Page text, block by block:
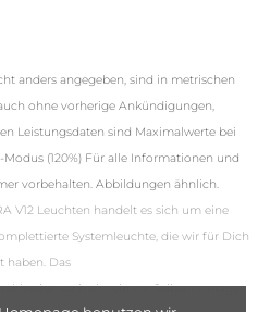
anders angegeben, sind in metrischen
ohne vorherige Ankündigungen,
Leistungsdaten sind Maximalwerte bei
(120%) Für alle Informationen und
vorbehalten. Abbildungen ähnlich.
V12 Leuchten handelt es sich um eine
Systemleuchte, die wir für Dich
haben. Das
auch einzeln zur Selbstmontage